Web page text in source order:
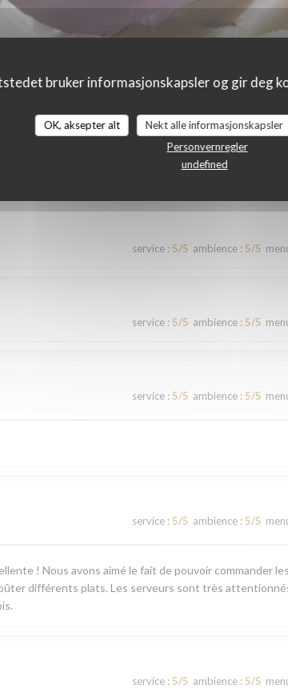
bruker informasjonskapsler og gir deg
OK, aksepter alt Nekt alle informasjonskapsler
Personvernregler
undefined
service : 5/5 ambience : 5/5
service : 5/5 ambience : 5/5
service : 5/5 ambience :5/5
service : 5/5 ambience : 5/5
! Nous avons aimé le fait de pouvoir commander
différents plats. Les serveurs sont très
service : 5/5 ambience : 5/5